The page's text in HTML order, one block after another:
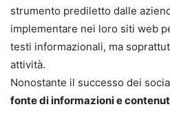
strumento prediletto dalle
implementare nei loro siti web
testi informazionali, ma
attività.
Nonostante il successo dei
fonte di informazioni e